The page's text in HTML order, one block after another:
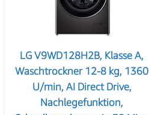
LG V9WD128H2B, Klasse A,
Waschtrockner 12-8 kg, 1360
U/min, AI Direct Drive,
Nachlegefunktion,